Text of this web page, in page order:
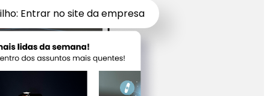
Entrar no site da empresa